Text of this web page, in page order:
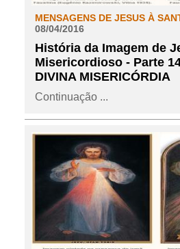
MENSAGENS DE JESUS À
08/04/2016
História da Imagem de
Misericordioso - Parte
DIVINA MISERICÓRDIA
Continuação ...